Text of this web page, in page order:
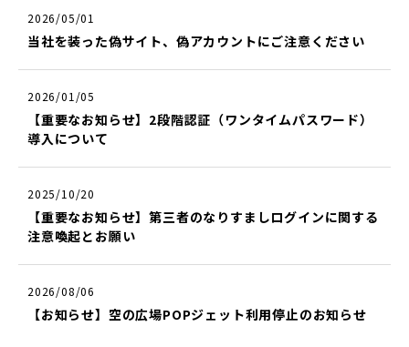
2026/05/01
当社を装った偽サイト、偽アカウントにご注意ください
2026/01/05
【重要なお知らせ】2段階認証（ワンタイムパスワード）
導入について
2025/10/20
【重要なお知らせ】第三者のなりすましログインに関する
注意喚起とお願い
2026/08/06
【お知らせ】空の広場POPジェット利用停止のお知らせ